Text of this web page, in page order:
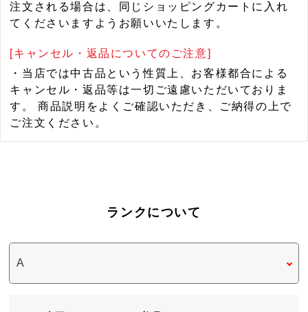
注文される場合は、同じショッピングカートに入れ
てくださいますようお願いいたします。
[キャンセル・返品についてのご注意]
・当店では中古品という性質上、お客様都合による
キャンセル・返品等は一切ご遠慮いただいておりま
す。 商品説明をよくご確認いただき、ご納得の上で
ご注文ください。
ランクについて